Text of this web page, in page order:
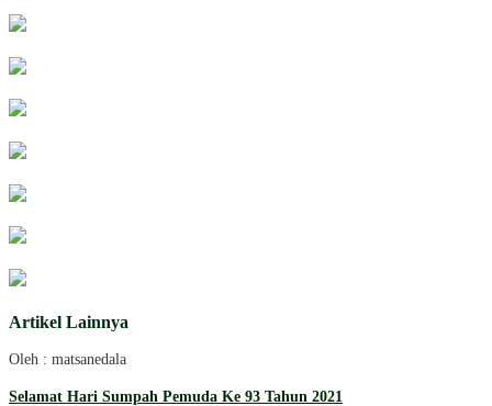
Artikel Lainnya
Oleh : matsanedala
Selamat Hari Sumpah Pemuda Ke 93 Tahun 2021